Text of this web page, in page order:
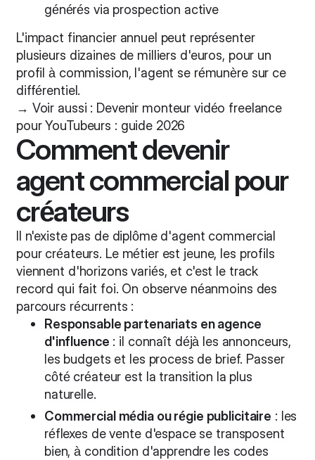
générés via prospection active
L'impact financier annuel peut représenter
plusieurs dizaines de milliers d'euros, pour un
profil à commission, l'agent se rémunère sur ce
différentiel.
→ Voir aussi : Devenir monteur vidéo freelance
pour YouTubeurs : guide 2026
Comment devenir
agent commercial pour
créateurs
Il n'existe pas de diplôme d'agent commercial
pour créateurs. Le métier est jeune, les profils
viennent d'horizons variés, et c'est le track
record qui fait foi. On observe néanmoins des
parcours récurrents :
Responsable partenariats en agence
d'influence : il connaît déjà les annonceurs,
les budgets et les process de brief. Passer
côté créateur est la transition la plus
naturelle.
Commercial média ou régie publicitaire : les
réflexes de vente d'espace se transposent
bien, à condition d'apprendre les codes